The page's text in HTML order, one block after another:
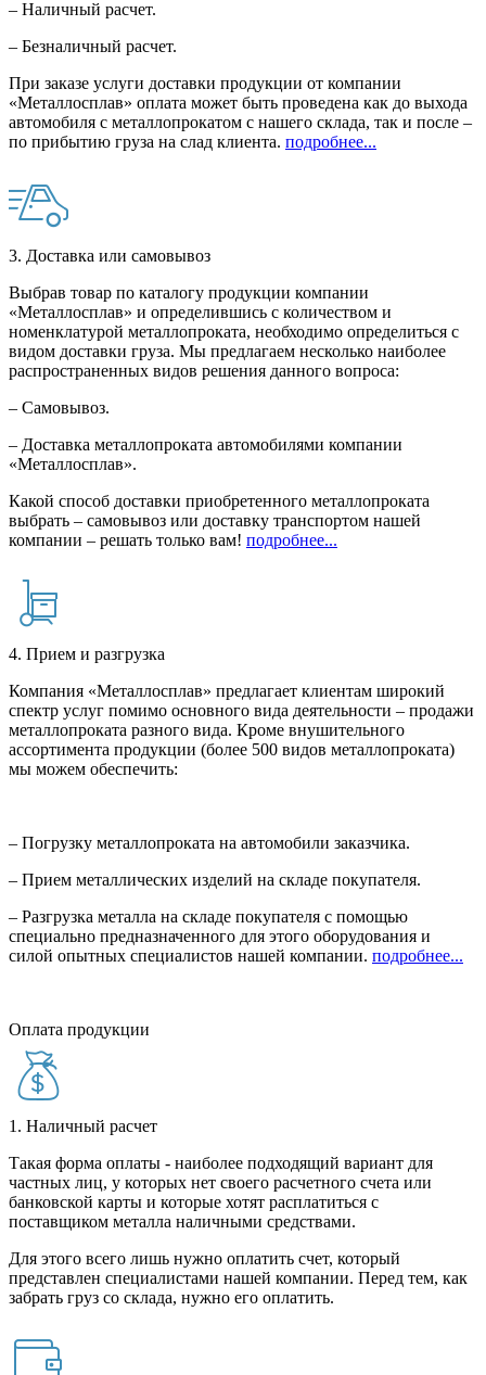
– Наличный расчет.
– Безналичный расчет.
При заказе услуги доставки продукции от компании
«Металлосплав» оплата может быть проведена как до выхода
автомобиля с металлопрокатом с нашего склада, так и после –
по прибытию груза на слад клиента. подробнее...
3. Доставка или самовывоз
Выбрав товар по каталогу продукции компании
«Металлосплав» и определившись с количеством и
номенклатурой металлопроката, необходимо определиться с
видом доставки груза. Мы предлагаем несколько наиболее
распространенных видов решения данного вопроса:
– Самовывоз.
– Доставка металлопроката автомобилями компании
«Металлосплав».
Какой способ доставки приобретенного металлопроката
выбрать – самовывоз или доставку транспортом нашей
компании – решать только вам! подробнее...
4. Прием и разгрузка
Компания «Металлосплав» предлагает клиентам широкий
спектр услуг помимо основного вида деятельности – продажи
металлопроката разного вида. Кроме внушительного
ассортимента продукции (более 500 видов металлопроката)
мы можем обеспечить:
– Погрузку металлопроката на автомобили заказчика.
– Прием металлических изделий на складе покупателя.
– Разгрузка металла на складе покупателя с помощью
специально предназначенного для этого оборудования и
силой опытных специалистов нашей компании. подробнее...
Оплата продукции
1. Наличный расчет
Такая форма оплаты - наиболее подходящий вариант для
частных лиц, у которых нет своего расчетного счета или
банковской карты и которые хотят расплатиться с
поставщиком металла наличными средствами.
Для этого всего лишь нужно оплатить счет, который
представлен специалистами нашей компании. Перед тем, как
забрать груз со склада, нужно его оплатить.